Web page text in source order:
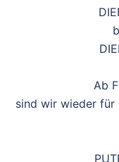
Ab
sind wir wieder für